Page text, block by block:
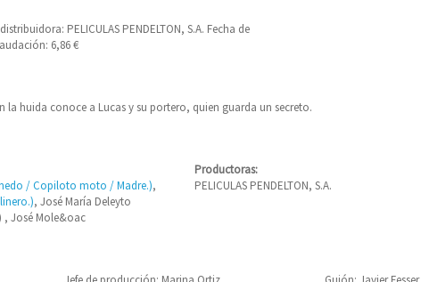
PELICULAS PENDELTON, S.A. Fecha de
6,86 €
la huida conoce a Lucas y su portero, quien guarda un secreto.
/ Copiloto moto / Madre.),
, José María Deleyto
, José Mole&oac
Productoras:
PELICULAS PENDELTON, S.A.